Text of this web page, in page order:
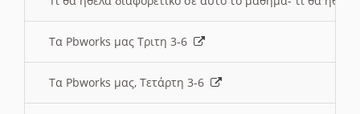
Τα Pbworks μας Τριτη 3-6
Τα Pbworks μας, Τετάρτη 3-6